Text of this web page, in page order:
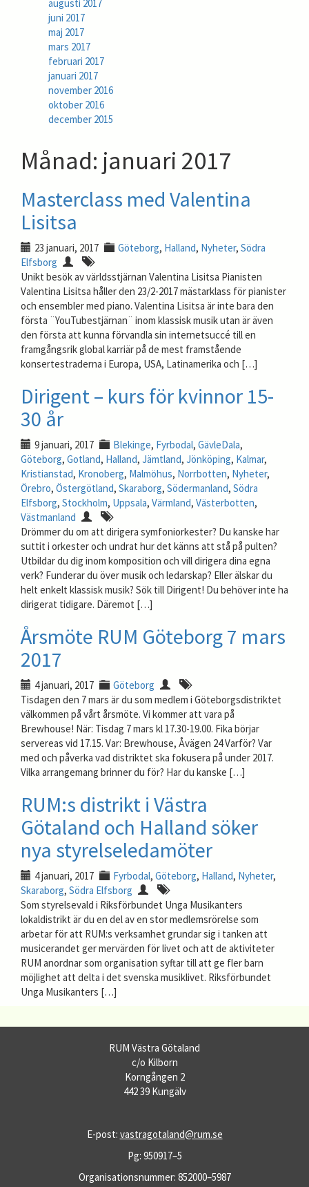
augusti 2017
juni 2017
maj 2017
mars 2017
februari 2017
januari 2017
november 2016
oktober 2016
december 2015
Månad: januari 2017
Masterclass med Valentina
Lisitsa
23 januari, 2017 Göteborg, Halland, Nyheter, Södra
Elfsborg
Unikt besök av världsstjärnan Valentina Lisitsa Pianisten
Valentina Lisitsa håller den 23/2-2017 mästarklass för pianister
och ensembler med piano. Valentina Lisitsa är inte bara den
första ¨YouTubestjärnan¨ inom klassisk musik utan är även
den första att kunna förvandla sin internetsuccé till en
framgångsrik global karriär på de mest framstående
konsertestraderna i Europa, USA, Latinamerika och […]
Dirigent – kurs för kvinnor 15-
30 år
9 januari, 2017 Blekinge, Fyrbodal, GävleDala,
Göteborg, Gotland, Halland, Jämtland, Jönköping, Kalmar,
Kristianstad, Kronoberg, Malmöhus, Norrbotten, Nyheter,
Örebro, Östergötland, Skaraborg, Södermanland, Södra
Elfsborg, Stockholm, Uppsala, Värmland, Västerbotten,
Västmanland
Drömmer du om att dirigera symfoniorkester? Du kanske har
suttit i orkester och undrat hur det känns att stå på pulten?
Utbildar du dig inom komposition och vill dirigera dina egna
verk? Funderar du över musik och ledarskap? Eller älskar du
helt enkelt klassisk musik? Sök till Dirigent! Du behöver inte ha
dirigerat tidigare. Däremot […]
Årsmöte RUM Göteborg 7 mars
2017
4 januari, 2017
Göteborg
Tisdagen den 7 mars är du som medlem i Göteborgsdistriktet
välkommen på vårt årsmöte. Vi kommer att vara på
Brewhouse! När: Tisdag 7 mars kl 17.30-19.00. Fika börjar
servereas vid 17.15. Var: Brewhouse, Åvägen 24 Varför? Var
med och påverka vad distriktet ska fokusera på under 2017.
Vilka arrangemang brinner du för? Har du kanske […]
RUM:s distrikt i Västra
Götaland och Halland söker
nya styrelseledamöter
4 januari, 2017 Fyrbodal, Göteborg, Halland, Nyheter,
Skaraborg, Södra Elfsborg
Som styrelsevald i Riksförbundet Unga Musikanters
lokaldistrikt är du en del av en stor medlemsrörelse som
arbetar för att RUM:s verksamhet grundar sig i tanken att
musicerandet ger mervärden för livet och att de aktiviteter
RUM anordnar som organisation syftar till att ge fler barn
möjlighet att delta i det svenska musiklivet. Riksförbundet
Unga Musikanters […]
RUM Västra Götaland
c/o Kilborn
Korngången 2
442 39 Kungälv
E-post: vastragotaland@rum.se
Pg: 950917–5
Organisationsnummer: 852000–5987